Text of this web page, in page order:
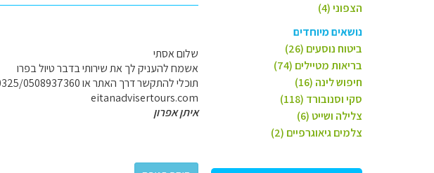
הצפוני (4)
נושאים מיוחדים
ביטוח נוסעים (26)
בריאות מטיילים (74)
חיפוש לינה (16)
סקי וסנובורד (118)
צלילה ושייט (6)
צלמים גיאוגרפיים (2)
שלום אסתי
אשמח להעניק לך את שירותי בדבר טיול בפרו
תוכלי להתקשר דרך האתר או 6020325/0508937360
eitanadvisertours.com
איתן אפרון